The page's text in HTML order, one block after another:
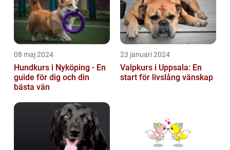
08 maj 2024
Hundkurs i Nyköping - En
guide för dig och din
bästa vän
23 januari 2024
Valpkurs i Uppsala: En
start för livslång vänskap